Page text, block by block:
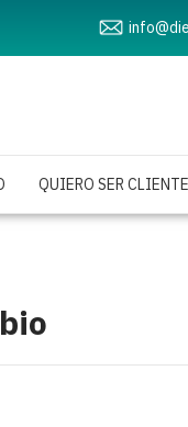
QUIERO SER CLIENTE